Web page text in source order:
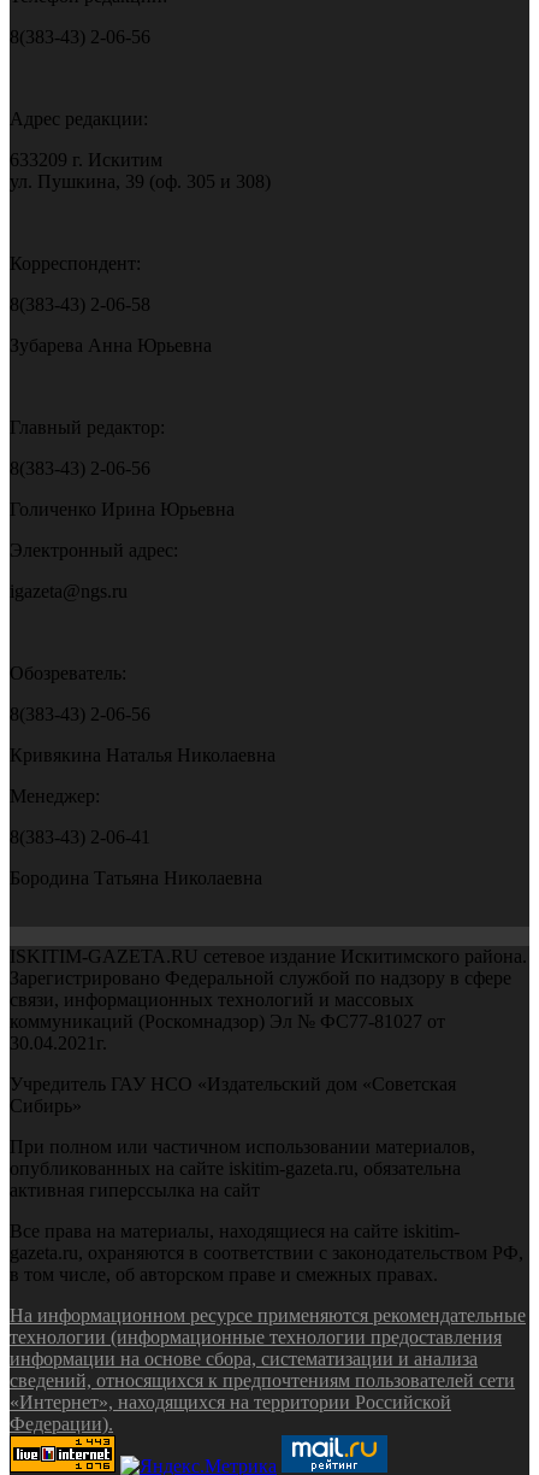
8(383-43) 2-06-56
Адрес редакции:
633209 г. Искитим
ул. Пушкина, 39 (оф. 305 и 308)
Корреспондент:
8(383-43) 2-06-58
Зубарева Анна Юрьевна
Главный редактор:
8(383-43) 2-06-56
Голиченко Ирина Юрьевна
Электронный адрес:
igazeta@ngs.ru
Обозреватель:
8(383-43) 2-06-56
Кривякина Наталья Николаевна
Менеджер:
8(383-43) 2-06-41
Бородина Татьяна Николаевна
ISKITIM-GAZETA.RU сетевое издание Искитимского района.
Зарегистрировано Федеральной службой по надзору в сфере
связи, информационных технологий и массовых
коммуникаций (Роскомнадзор) Эл № ФС77-81027 от
30.04.2021г.
Учредитель ГАУ НСО «Издательский дом «Советская
Сибирь»
При полном или частичном использовании материалов,
опубликованных на сайте iskitim-gazeta.ru, обязательна
активная гиперссылка на сайт
Все права на материалы, находящиеся на сайте iskitim-
gazeta.ru, охраняются в соответствии с законодательством РФ,
в том числе, об авторском праве и смежных правах.
На информационном ресурсе применяются рекомендательные
технологии (информационные технологии предоставления
информации на основе сбора, систематизации и анализа
сведений, относящихся к предпочтениям пользователей сети
«Интернет», находящихся на территории Российской
Федерации).